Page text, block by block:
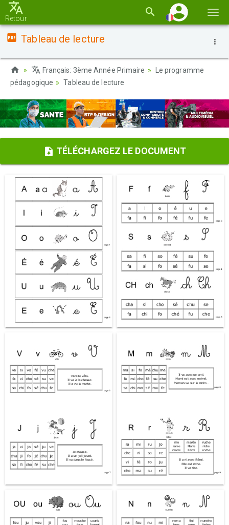
la
Retour
Tableau de lecture
Français: 3ème Année Primaire
Le programme
pédagogique
Tableau de lecture
TÉLÉCHARGEZ LE DOCUMENT